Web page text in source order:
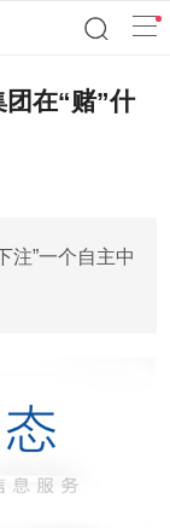
在“赌”什
注”一个自主中